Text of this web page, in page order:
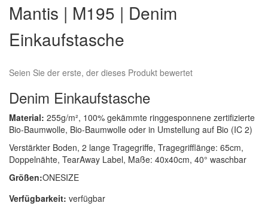
der
Bildergalerie
springen
Mantis | M195 | Denim
Einkaufstasche
Seien Sie der erste, der dieses Produkt bewertet
Denim Einkaufstasche
Material: 255g/m², 100% gekämmte ringgesponnene zertifizierte
Bio-Baumwolle, Bio-Baumwolle oder in Umstellung auf Bio (IC 2)
Verstärkter Boden, 2 lange Tragegriffe, Tragegrifflänge: 65cm,
Doppelnähte, TearAway Label, Maße: 40x40cm, 40° waschbar
Größen:ONESIZE
Verfügbarkeit: verfügbar